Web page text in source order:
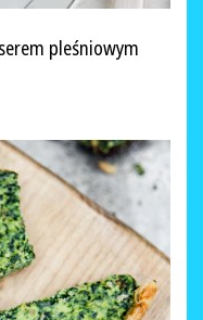
pleśniowym